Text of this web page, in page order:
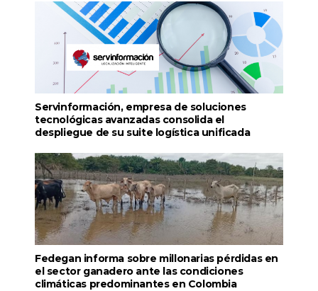
Servinformación, empresa de soluciones
tecnológicas avanzadas consolida el
despliegue de su suite logística unificada
Fedegan informa sobre millonarias pérdidas en
el sector ganadero ante las condiciones
climáticas predominantes en Colombia